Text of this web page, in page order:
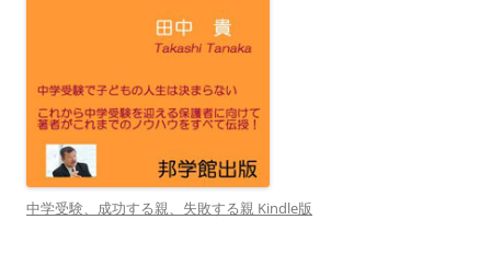
中学受験、成功する親、失敗する親 Kindle版